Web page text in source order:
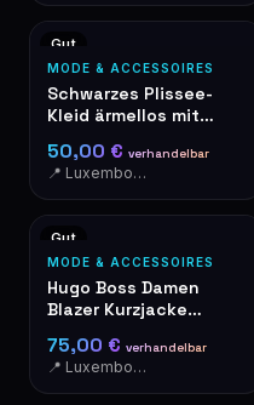
Gut
MODE & ACCESSOIRES
Schwarzes Plissee-
Kleid ärmellos mit
50,00 € verhandelbar
📍 Luxembourg-Cents
Gut
MODE & ACCESSOIRES
Hugo Boss Damen
Blazer Kurzjacke
75,00 € verhandelbar
📍 Luxembourg-Cents